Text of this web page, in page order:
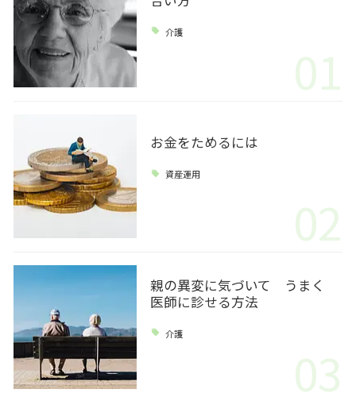
介護
01
お金をためるには
資産運用
02
親の異変に気づいて うまく
医師に診せる方法
介護
03